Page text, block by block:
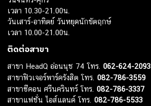
เวลา 10.30-21.00น.
วันเสาร์-อาทิตย์ วันหยุดนักขัตฤกษ์
เวลา 10.00-21.00น.
ติดต่อสาขา
สาขา HeadQ อ่อนนุช 74 โทร. 062-624-2093
สาขาฟิวเจอร์พาร์ครังสิต โทร. 082-786-3559
สาขาซีคอน ศรีนครินทร์ โทร. 082-786-3337
สาขาแฟชั่น ไอส์แลนด์ โทร. 082-786-5533